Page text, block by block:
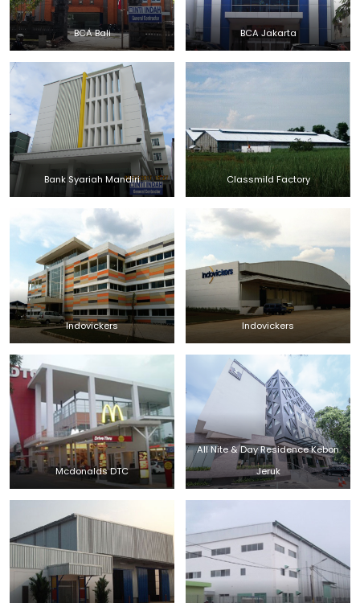
BCA Bali BCA Jakarta
Bank Syariah Mandiri Classmild Factory
Indovickers Indovickers
Mcdonalds DTC
All Nite & Day Residence Kebon
Jeruk